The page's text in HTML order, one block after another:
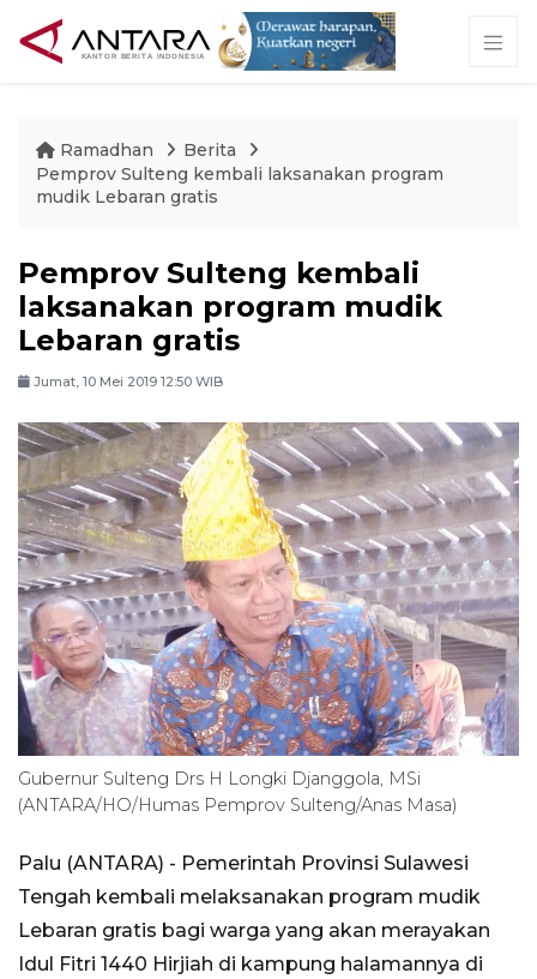
Ramadhan
Berita
Pemprov Sulteng kembali laksanakan program
mudik Lebaran gratis
Pemprov Sulteng kembali
laksanakan program mudik
Lebaran gratis
Jumat, 10 Mei 2019 12:50 WIB
Gubernur Sulteng Drs H Longki Djanggola, MSi
(ANTARA/HO/Humas Pemprov Sulteng/Anas Masa)
Palu (ANTARA) - Pemerintah Provinsi Sulawesi
Tengah kembali melaksanakan program mudik
Lebaran gratis bagi warga yang akan merayakan
Idul Fitri 1440 Hirjiah di kampung halamannya di